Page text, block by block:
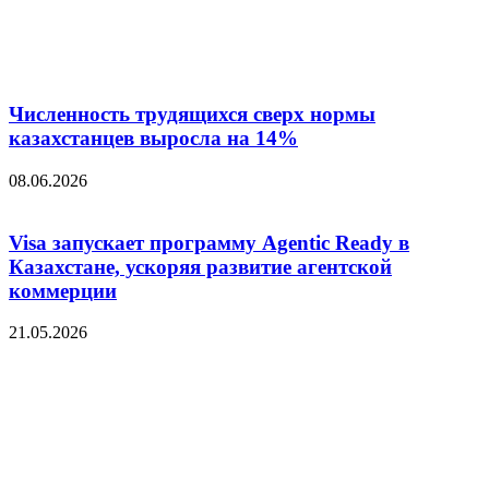
Численность трудящихся сверх нормы
казахстанцев выросла на 14%
08.06.2026
Visa запускает программу Agentic Ready в
Казахстане, ускоряя развитие агентской
коммерции
21.05.2026